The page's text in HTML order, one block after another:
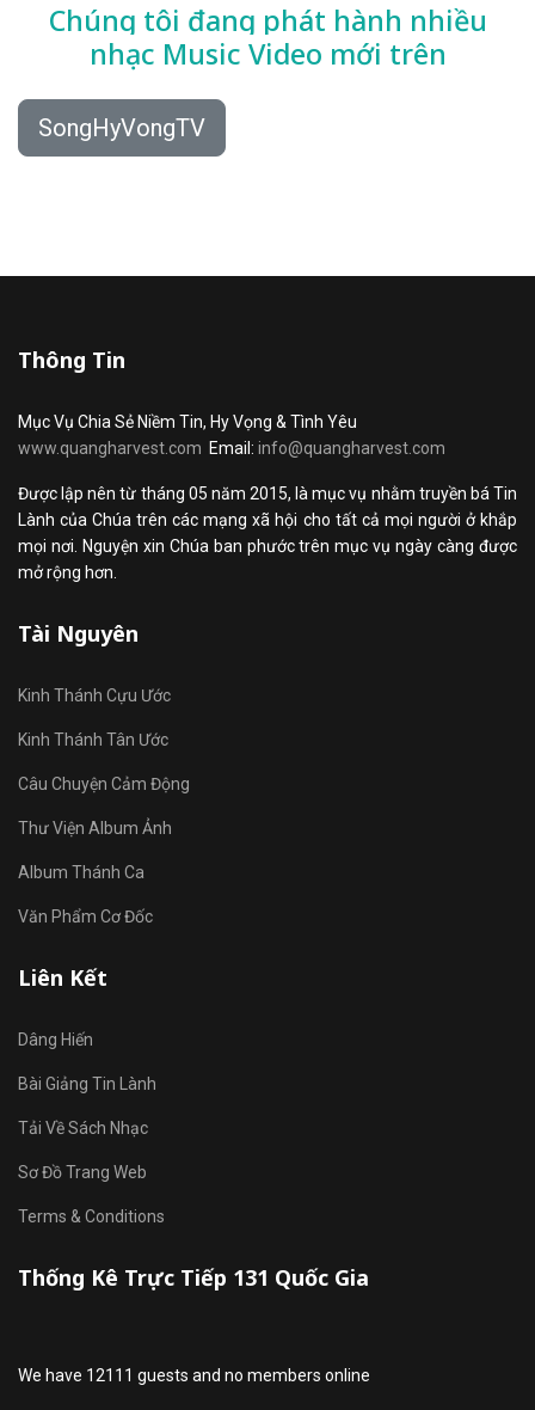
Chúng tôi đang phát hành nhiều
nhạc Music Video mới trên
SongHyVongTV
Thông Tin
Mục Vụ Chia Sẻ Niềm Tin, Hy Vọng & Tình Yêu
www.quangharvest.com Email: info@quangharvest.com
Được lập nên từ tháng 05 năm 2015, là mục vụ nhằm truyền bá Tin
Lành của Chúa trên các mạng xã hội cho tất cả mọi người ở khắp
mọi nơi. Nguyện xin Chúa ban phước trên mục vụ ngày càng được
mở rộng hơn.
Tài Nguyên
Kinh Thánh Cựu Ước
Kinh Thánh Tân Ước
Câu Chuyện Cảm Động
Thư Viện Album Ảnh
Album Thánh Ca
Văn Phẩm Cơ Đốc
Liên Kết
Dâng Hiến
Bài Giảng Tin Lành
Tải Về Sách Nhạc
Sơ Đồ Trang Web
Terms & Conditions
Thống Kê Trực Tiếp 131 Quốc Gia
We have 12111 guests and no members online